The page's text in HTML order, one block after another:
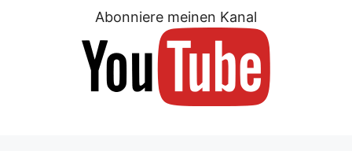
Abonniere meinen Kanal